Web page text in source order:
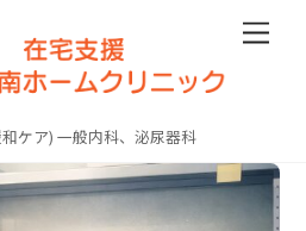
ケア) 一般内科、泌尿器科